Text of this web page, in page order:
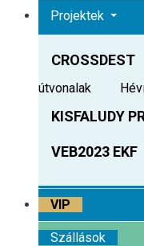
Projektek
CROSSDEST
útvonalak
KISFALUDY
VEB2023 EKF
VIP
Szállások